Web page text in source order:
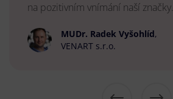
na pozitivním vnímání naší značky.
MUDr. Radek Vyšohlíd,
VENART s.r.o.